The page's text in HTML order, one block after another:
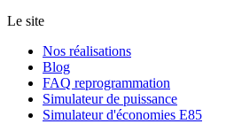
Le site
Nos réalisations
Blog
FAQ reprogrammation
Simulateur de puissance
Simulateur d'économies E85